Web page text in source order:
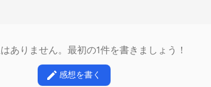
ありません。最初の1件を書きましょう！
感想を書く